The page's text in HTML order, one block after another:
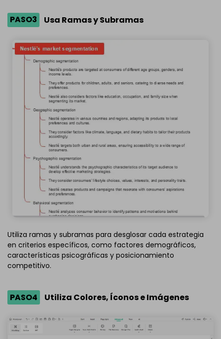
PASO3 Usa Ramas y Subramas
Utiliza ramas y subramas para desglosar cada estrategia
en criterios específicos, como factores demográficos,
características psicográficas y posicionamiento
competitivo.
PASO4 Utiliza Colores, Íconos e Imágenes